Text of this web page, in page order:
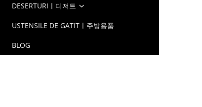
DESERTURIㅣ디저트
USTENSILE DE GATITㅣ주방용품
BLOG